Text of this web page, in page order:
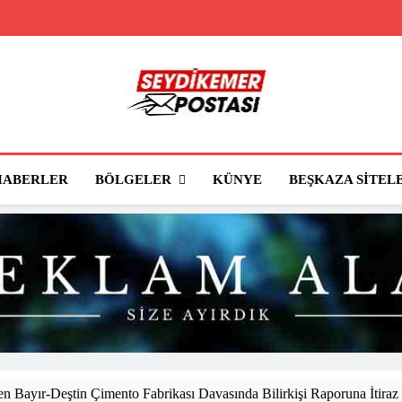
Seydikemer
BÖLGELER KÜNYE BEŞKAZA
Bayır-Deştin Çimento Fabrikası Davasında Bilirkişi Raporuna İtiraz